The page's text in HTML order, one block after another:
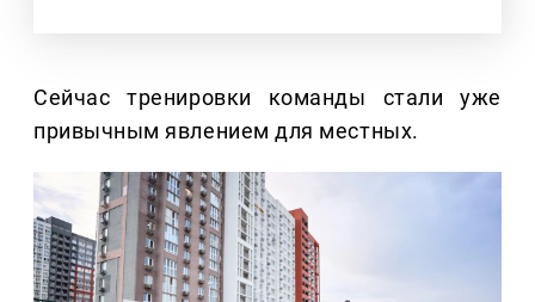
Сейчас тренировки команды стали уже
привычным явлением для местных.